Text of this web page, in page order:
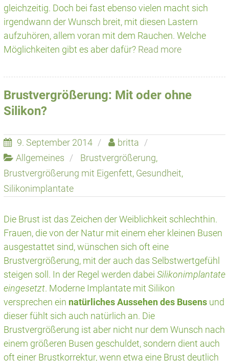
gleichzeitig. Doch bei fast ebenso vielen macht sich
irgendwann der Wunsch breit, mit diesen Lastern
aufzuhören, allem voran mit dem Rauchen. Welche
Möglichkeiten gibt es aber dafür? Read more
Brustvergrößerung: Mit oder ohne
Silikon?
9. September 2014
britta
Allgemeines
Brustvergrößerung,
Brustvergrößerung mit Eigenfett, Gesundheit,
Silikonimplantate
Die Brust ist das Zeichen der Weiblichkeit schlechthin.
Frauen, die von der Natur mit einem eher kleinen Busen
ausgestattet sind, wünschen sich oft eine
Brustvergrößerung, mit der auch das Selbstwertgefühl
steigen soll. In der Regel werden dabei Silikonimplantate
eingesetzt. Moderne Implantate mit Silikon
versprechen ein natürliches Aussehen des Busensund
dieser fühlt sich auch natürlich an. Die
Brustvergrößerung ist aber nicht nur dem Wunsch nach
einem größeren Busen geschuldet, sondern dient auch
oft einer Brustkorrektur, wenn etwa eine Brust deutlich